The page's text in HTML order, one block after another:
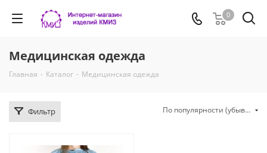
0
Медицинская одежда
Главная - Каталог - Медицинская одежда
Фильтр По популярности (убывание)